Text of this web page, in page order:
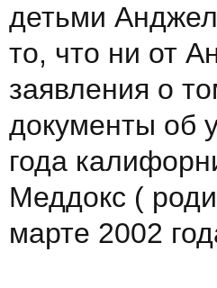
детьми
то, что ни от
заявления о
документы об
года
Меддокс (
марте 2002